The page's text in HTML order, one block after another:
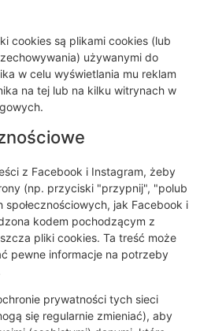
cookies są plikami cookies (lub
używanymi do
w celu wyświetlania mu reklam
na tej lub na kilku witrynach w
z Facebook i Instagram, żeby
(np. przyciski "przypnij", "polub
jak Facebook i
kodem pochodzącym z
pliki cookies. Ta treść może
pewne informacje na potrzeby
prywatności tych sieci
się regularnie zmieniać), aby